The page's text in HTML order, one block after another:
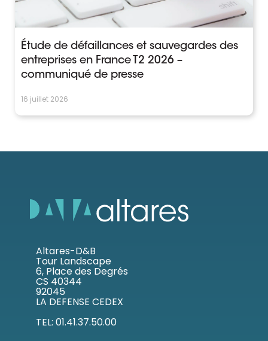
Étude de défaillances et sauvegardes des
entreprises en France T2 2026 –
communiqué de presse
16 juillet 2026
Altares-D&B
Tour Landscape
6, Place des Degrés
CS 40344
92045
LA DEFENSE CEDEX
TEL: 01.41.37.50.00